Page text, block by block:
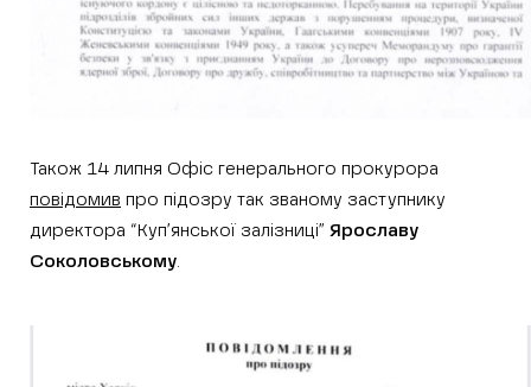
Також 14 липня Офіс генерального прокурора
повідомив про підозру так званому заступнику
директора “Куп’янської залізниці” Ярославу
Соколовському.